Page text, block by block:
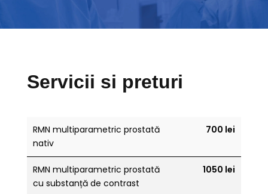
Servicii si preturi
RMN multiparametric prostată
nativ
700 lei
RMN multiparametric prostată
cu substanță de contrast
1050 lei